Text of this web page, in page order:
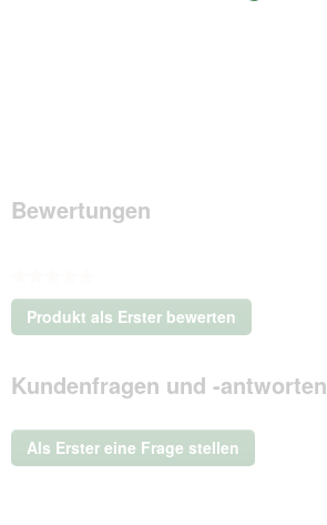
Bewertungen
Kein
Beurteilungswert
Produkt als Erster bewerten
.
dieser
Aktion
ein
modales
Kundenfragen und -antworten
Als Erster eine Frage stellen